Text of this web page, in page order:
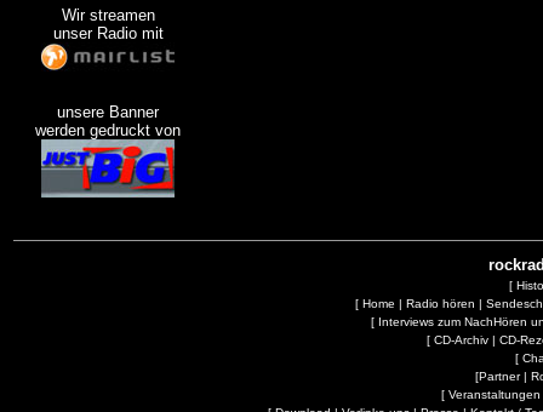
Wir streamen
unser Radio mit
unsere Banner
werden gedruckt von
[
[ Home | Radio hören |
[ Interviews zum NachHören
[ CD-Archiv| CD-
[
[Partner|
[ Veranstaltungen